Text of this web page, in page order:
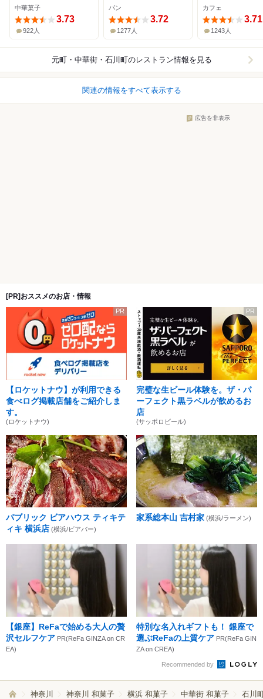
中華菓子
3.73
922人
パン
3.72
1277人
カフェ
3.71
1243人
元町・中華街・石川町のレストラン情報を見る
関連の情報をすべて表示する
広告を非表示
[PR]おススメのお店・情報
PR
【ロケットナウ】が利用できる
食べログ掲載店舗をご紹介しま
す。
(ロケットナウ)
PR
完璧な生ビール体験を。ザ・パ
ーフェクト黒ラベルが飲めるお
店
(サッポロビール)
パブリック ビアハウス ティキテ
ィキ 横浜店 (横浜/ビアバー)
家系総本山 吉村家 (横浜/ラーメン)
【銀座】ReFaで始める大人の贅
沢セルフケア PR(ReFa GINZA on CR
EA)
特別な名入れギフトも！ 銀座で
選ぶReFaの上質ケア PR(ReFa GIN
ZA on CREA)
Recommended by
神奈川 神奈川 和菓子 横浜 和菓子 中華街 和菓子 石川